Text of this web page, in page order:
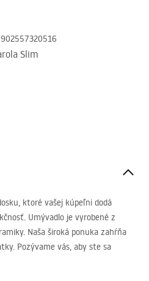
Slim
ktoré vašej kúpeľni dodá
Umývadlo je vyrobené z
Naša široká ponuka zahŕňa
Pozývame vás, aby ste sa